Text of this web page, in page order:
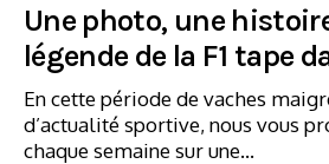
Une photo, une
légende de la F1 tape
En cette période de vaches
d’actualité sportive, nous vous
chaque semaine sur une...